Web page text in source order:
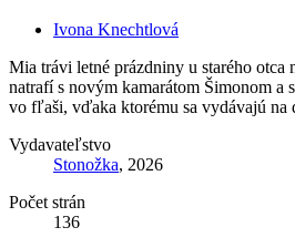
Ivona Knechtlová
Mia trávi letné prázdniny u starého otca
natrafí s novým kamarátom Šimonom a
vo fľaši, vďaka ktorému sa vydávajú na
Vydavateľstvo
Stonožka, 2026
Počet strán
136